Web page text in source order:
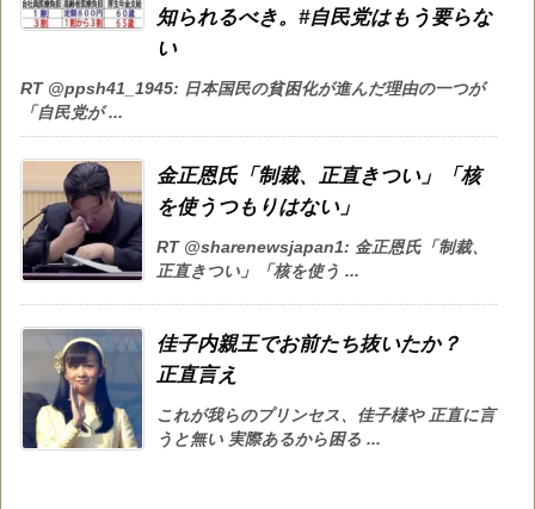
知られるべき。#自民党はもう要らな
い
RT @ppsh41_1945: 日本国民の貧困化が進んだ理由の一つが
「自民党が ...
金正恩氏「制裁、正直きつい」「核
を使うつもりはない」
RT @sharenewsjapan1: 金正恩氏「制裁、
正直きつい」「核を使う ...
佳子内親王でお前たち抜いたか？
正直言え
これが我らのプリンセス、佳子様や 正直に言
うと無い 実際あるから困る ...